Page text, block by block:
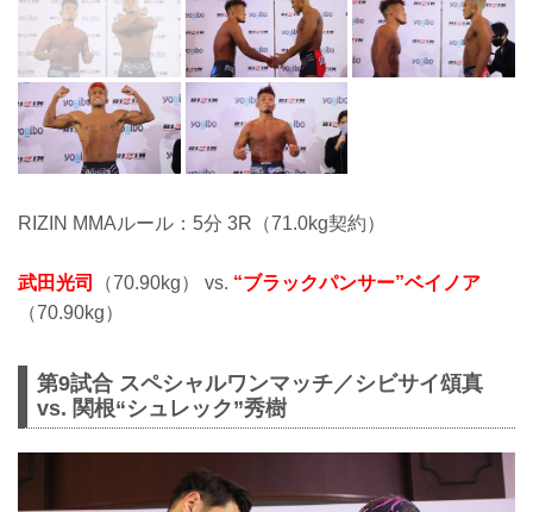
RIZIN MMAルール：5分 3R（71.0kg契約）
武田光司 （70.90kg） vs. “ブラックパンサー”ベイノア
（70.90kg）
第9試合 スペシャルワンマッチ／シビサイ頌真
vs. 関根“シュレック”秀樹